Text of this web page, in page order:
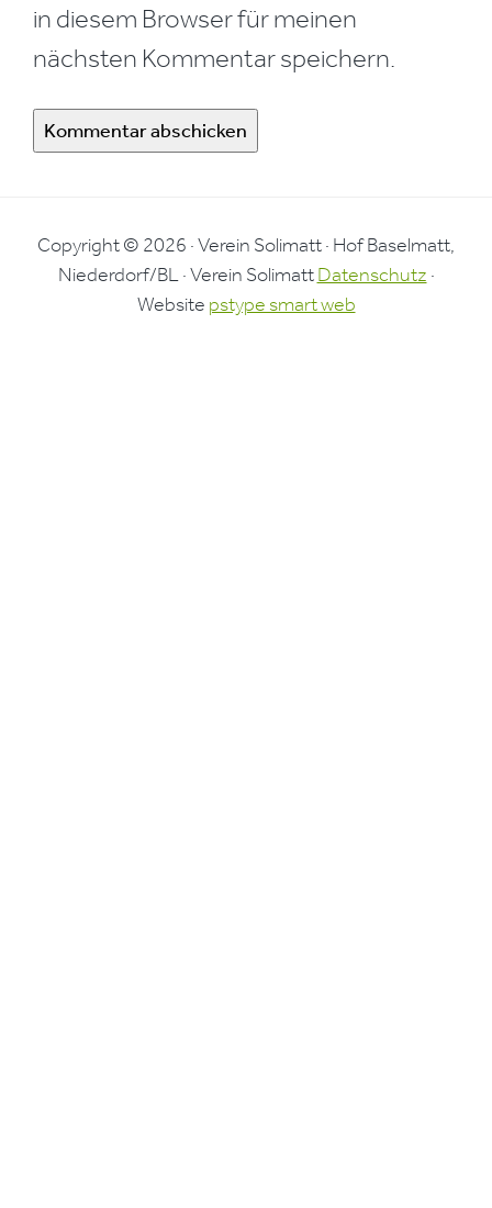
in diesem Browser für meinen
nächsten Kommentar speichern.
Copyright © 2026 · Verein Solimatt · Hof Baselmatt,
Niederdorf/BL · Verein SolimattDatenschutz ·
Website pstype smart web